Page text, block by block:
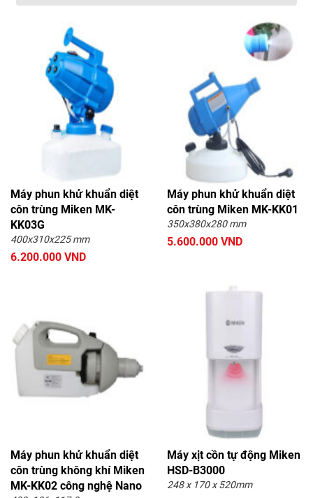
Máy phun khử khuẩn diệt
côn trùng Miken MK-
KK03G
400x310x225 mm
6.200.000 VND
Máy phun khử khuẩn diệt
côn trùng Miken MK-KK01
350x380x280 mm
5.600.000 VND
Máy phun khử khuẩn diệt
côn trùng không khí Miken
MK-KK02 công nghệ Nano
Máy xịt cồn tự động Miken
HSD-B3000
248 x 170 x 520mm